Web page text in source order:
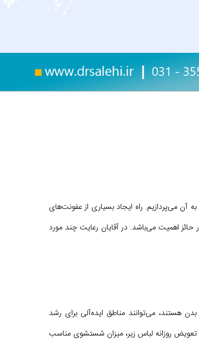
می‌پردازیم. راه ایجاد بسیاری از عفونت‌های
اهمیت می‌باشد. در آقایان رعایت چند مورد
هستند، می‌توانند مناطق ایده‌آلی برای رشد
تعویض روزانه لباس زیر، میزان شستشوی مناسب